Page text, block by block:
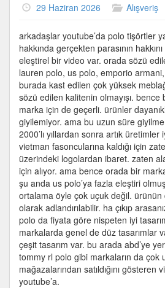
29 Haziran 2026 Alışveriş
arkadaşlar youtube’da polo tişörtler
hakkında gerçekten parasının
eleştirel bir video var. orada sözü
lauren polo, us polo, emporio
burada kast edilen çok yüksek
sözü edilen kalitenin olmayışı.
marka için de geçerli. ürünler
giyilemiyor. ama bu uzun süre giyilme
2000’lı yıllardan sonra artık
vietman fasoncularına kaldığı için
üzerindeki logolardan ibaret. zaten
için alıyor. ama bence orada bir
şu anda us polo’ya fazla eleştiri
ortalama öyle çok uçuk değil. ürünün
olarak adlandırılabilir. ha çıkıp
polo da fiyata göre nispeten iyi
markalarda genel de düz tasarımlar
çeşit tasarım var. bu arada abd’ye
tommy rl polo gibi markaların da çok
mağazalarından satıldığını gösteren
youtube’a.